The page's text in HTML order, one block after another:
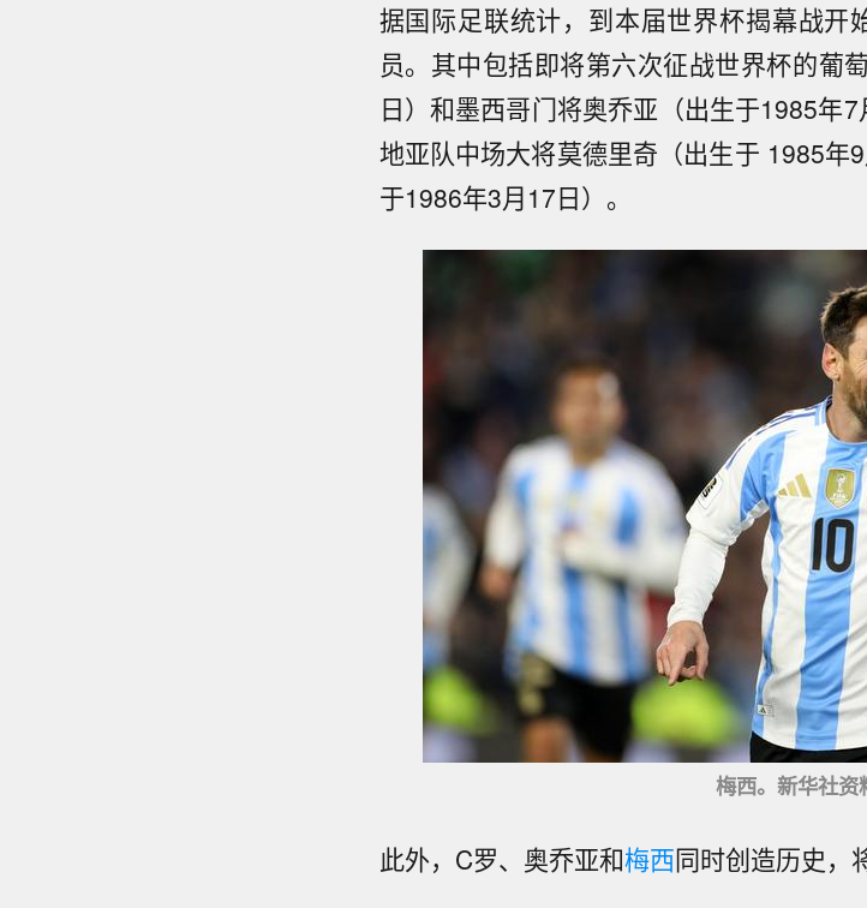
据国际足联统计，到本届世界杯揭幕战开
员。其中包括即将第六次征战世界杯的葡
日）和墨西哥门将奥乔亚（出生于1985年
地亚队中场大将莫德里奇（出生于 1985年
于1986年3月17日）。
梅西。新华社资
此外，C罗、奥乔亚和梅西同时创造历史，